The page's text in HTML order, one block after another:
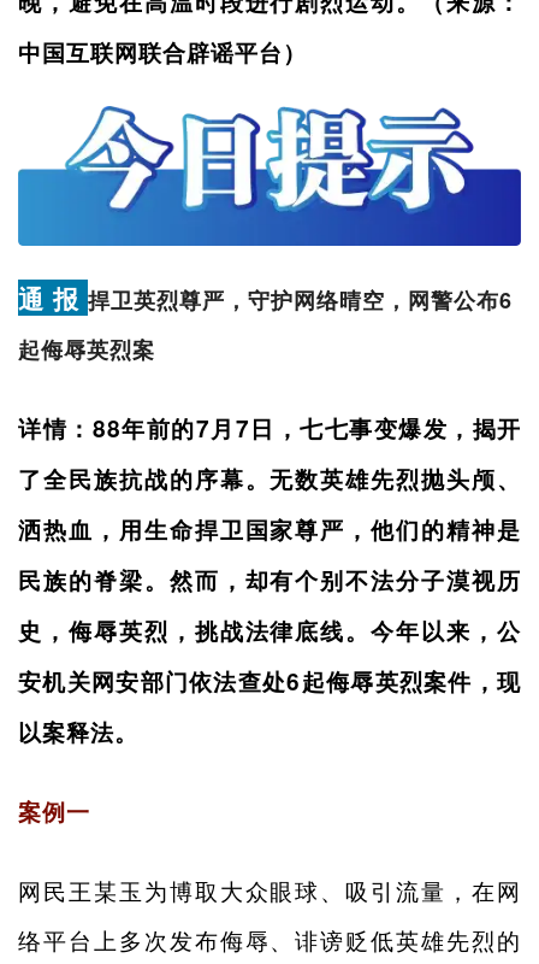
中国互联网联合辟谣平台）
通 报 捍卫英烈尊严，守护网络晴空，网警公布6
起侮辱英烈案
详情：88年前的7月7日，七七事变爆发，揭开
了全民族抗战的序幕。无数英雄先烈抛头颅、
洒热血，用生命捍卫国家尊严，他们的精神是
民族的脊梁。然而，却有个别不法分子漠视历
史，侮辱英烈，挑战法律底线。今年以来，公
安机关网安部门依法查处6起侮辱英烈案件，现
以案释法。
案例一
网民王某玉为博取大众眼球、吸引流量，在网
络平台上多次发布侮辱、诽谤贬低英雄先烈的